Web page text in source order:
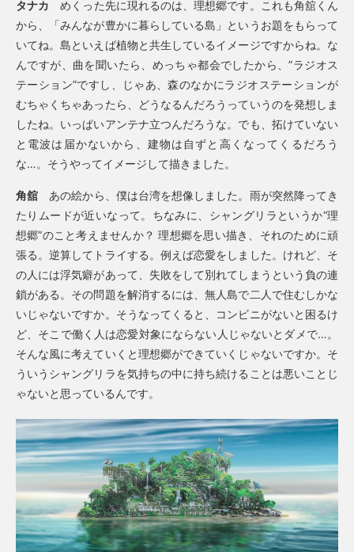
タナカめくった先に現れるのは、理想郷です。これも角舘くん
から、「みんなが豊かに暮らしている島」というお題をもらって
いてね。島といえば植物と共生しているイメージですからね。な
んですが、曲を聞いたら、めっちゃ都会でしたから、”ラジオス
テーション”ですし、じゃあ、森のなかにラジオステーションが
むちゃくちゃあったら、どうなるんだろうっていうのを発想しま
したね。いっぱいアンテナ立つんだろうな。でも、拓けていない
と電波は届かないから、建物は自ずと高くなってくるだろう
な…。そうやってイメージして描きました。
角舘 あの絵から、僕は台湾を想像しました。雨が突然降ってき
たりムードが近いなって。ちなみに、シャングリラというか“理
想郷”のこと考えませんか？ 理想郷を思い描き、それのために頑
張る。逆算してトライする。例えば恋愛をしました。けれど、そ
の人には浮気癖があって、失敗をして別れてしまうという負の連
鎖がある。その問題を解消するには、無人島で二人で住むしかな
いじゃないですか。そうなってくると、コンビニがないと困るけ
ど、そこで働く人は恋愛対象にならない人じゃないとダメで…。
そんな風に考えていくと理想郷ができていくじゃないですか。そ
ういうシャングリラを気持ちの中に持ち続けることは悪いことじ
ゃないと思っているんです。